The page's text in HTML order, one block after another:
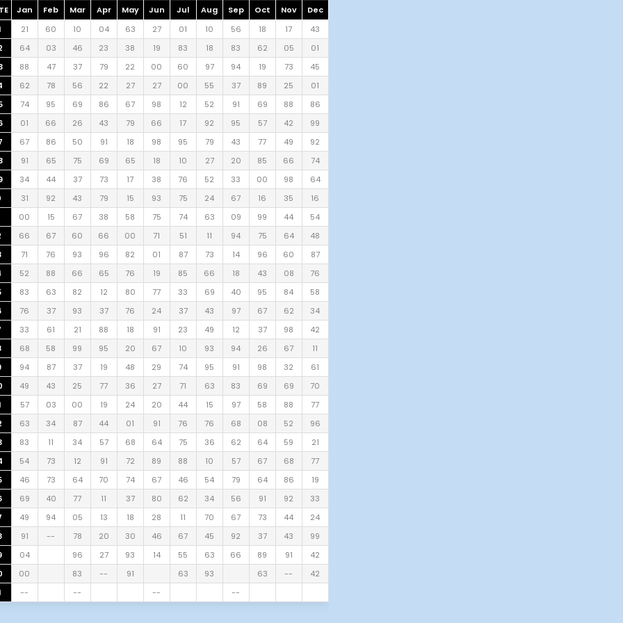
Jan Feb Mar Apr May Jun Jul Aug Sep Oct Nov
Dec
21 60 10 04 63 27 01 10 56 18 17
43
64 03 46 23 38 19 83 18 83 62 05
01
88 47 37 79 22 00 60 97 94 19 73
45
62 78 56 22 27 27 00 55 37 89 25
01
74 95 69 86 67 98 12 52 91 69 88
86
01 66 26 43 79 66 17 92 95 57 42
99
67 86 50 91 18 98 95 79 43 77 49
92
91 65 75 69 65 18 10 27 20 85 66
74
34 44 37 73 17 38 76 52 33 00 98
64
31 92 43 79 15 93 75 24 67 16 35
16
00 15 67 38 58 75 74 63 09 99 44
54
66 67 60 66 00 71 51 11 94 75 64
48
71 76 93 96 82 01 87 73 14 96 60
87
52 88 66 65 76 19 85 66 18 43 08
76
83 63 82 12 80 77 33 69 40 95 84
58
76 37 93 37 76 24 37 43 97 67 62
34
33 61 21 88 18 91 23 49 12 37 98
42
68 58 99 95 20 67 10 93 94 26 67
11
94 87 37 19 48 29 74 95 91 98 32
61
49 43 25 77 36 27 71 63 83 69 69
70
57 03 00 19 24 20 44 15 97 58 88
77
63 34 87 44 01 91 76 76 68 08 52
96
83 11 34 57 68 64 75 36 62 64 59
21
54 73 12 91 72 89 88 10 57 67 68
77
46 73 64 70 74 67 46 54 79 64 86
19
69 40 77 11 37 80 62 34 56 91 92
33
49 94 05 13 18 28 11 70 67 73 44
24
91 -- 78 20 30 46 67 45 92 37 43
99
04 96 27 93 14 55 63 66 89 91
42
00 83 -- 91 63 93 63 --
42
-- -- -- --